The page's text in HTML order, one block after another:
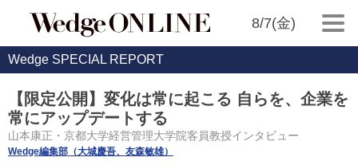
8/7(金)
Wedge SPECIAL REPORT
【限定公開】変化は常に起こる 自らを、企業を
常にアップデートする
山本康正・京都大学経営管理大学院客員教授インタビュー
Wedge編集部（大城慶吾、友森敏雄）